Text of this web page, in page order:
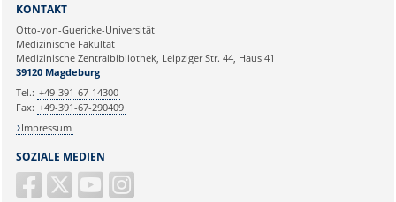
SOZIALE MEDIEN
KONTAKT
Otto-von-Guericke-Universität
Medizinische Fakultät
Medizinische Zentralbibliothek, Leipziger Str. 44, Haus 41
39120 Magdeburg
Tel.: +49-391-67-14300
Fax: +49-391-67-290409
Impressum